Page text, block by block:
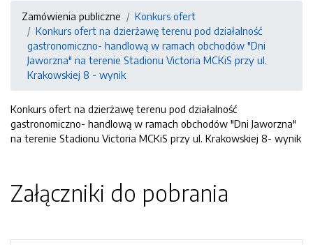
Zamówienia publiczne
Konkurs ofert
Konkurs ofert na dzierżawę terenu pod działalność
gastronomiczno- handlową w ramach obchodów "Dni
Jaworzna" na terenie Stadionu Victoria MCKiS przy ul.
Krakowskiej 8 - wynik
Konkurs ofert na dzierżawę terenu pod działalność
gastronomiczno- handlową w ramach obchodów "Dni Jaworzna"
na terenie Stadionu Victoria MCKiS przy ul. Krakowskiej 8- wynik
Załączniki do pobrania